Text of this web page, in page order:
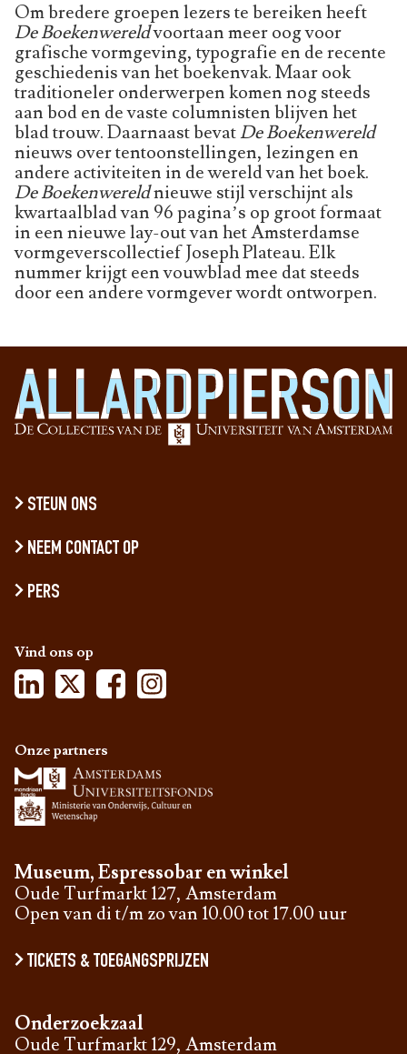
Om bredere groepen lezers te bereiken heeft
De Boekenwereldvoortaan meer oog voor
grafische vormgeving, typografie en de recente
geschiedenis van het boekenvak. Maar ook
traditioneler onderwerpen komen nog steeds
aan bod en de vaste columnisten blijven het
blad trouw. Daarnaast bevatDe Boekenwereld
nieuws over tentoonstellingen, lezingen en
andere activiteiten in de wereld van het boek.
De Boekenwereldnieuwe stijl verschijnt als
kwartaalblad van 96 pagina’s op groot formaat
in een nieuwe lay-out van het Amsterdamse
vormgeverscollectief Joseph Plateau. Elk
nummer krijgt een vouwblad mee dat steeds
door een andere vormgever wordt ontworpen.
STEUN ONS
NEEM CONTACT OP
PERS
Vind ons op
Museum, Espressobar en winkel
Oude Turfmarkt 127, Amsterdam
Open van di t/m zo van 10.00 tot 17.00 uur
TICKETS & TOEGANGSPRIJZEN
Onderzoekzaal
Oude Turfmarkt 129, Amsterdam
Onze partners